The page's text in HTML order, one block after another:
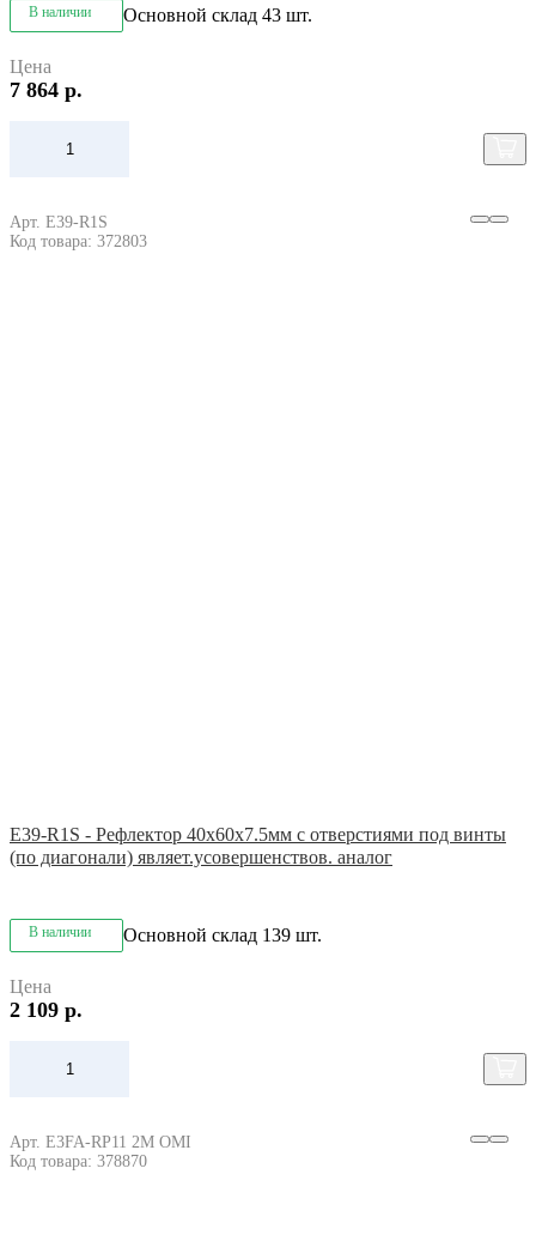
В наличии Основной склад 43 шт.
Цена
7 864 р.
Арт. E39-R1S
Код товара: 372803
E39-R1S - Рефлектор 40x60x7.5мм с отверстиями под винты
(по диагонали) являет.усовершенствов. аналог
В наличии Основной склад 139 шт.
Цена
2 109 р.
Арт. E3FA-RP11 2M OMI
Код товара: 378870